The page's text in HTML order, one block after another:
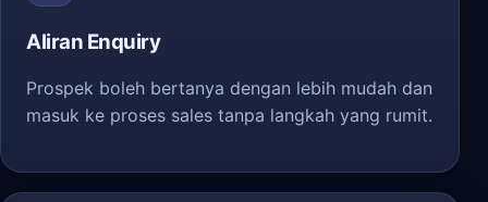
Aliran Enquiry
Prospek boleh bertanya dengan lebih mudah dan
masuk ke proses sales tanpa langkah yang rumit.